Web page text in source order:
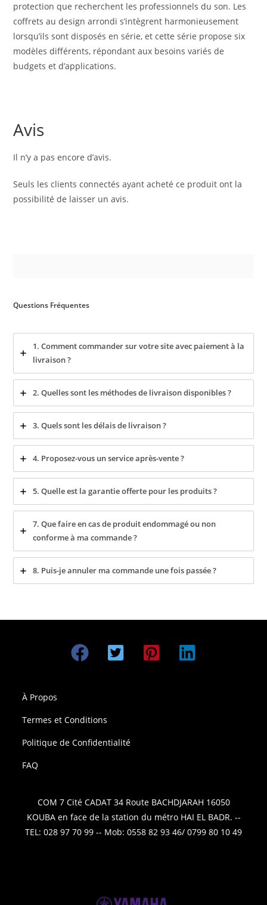
protection que recherchent les professionnels du son. Les
coffrets au design arrondi s’intègrent harmonieusement
lorsqu’ils sont disposés en série, et cette série propose six
modèles différents, répondant aux besoins variés de
budgets et d’applications.
Avis
Il n’y a pas encore d’avis.
Seuls les clients connectés ayant acheté ce produit ont la
possibilité de laisser un avis.
Questions Fréquentes
1. Comment commander sur votre site avec paiement à la
livraison ?
2. Quelles sont les méthodes de livraison disponibles ?
3. Quels sont les délais de livraison ?
4. Proposez-vous un service après-vente ?
5. Quelle est la garantie offerte pour les produits ?
7. Que faire en cas de produit endommagé ou non
conforme à ma commande ?
8. Puis-je annuler ma commande une fois passée ?
À Propos
Termes et Conditions
Politique de Confidentialité
FAQ
COM 7 Cité CADAT 34 Route BACHDJARAH 16050
KOUBA en face de la station du métro HAI EL BADR. --
TEL: 028 97 70 99 -- Mob: 0558 82 93 46/ 0799 80 10 49